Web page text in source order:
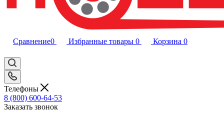
Сравнение0 Избранные товары 0 Корзина 0
Телефоны
8 (800) 600-64-53
Заказать звонок